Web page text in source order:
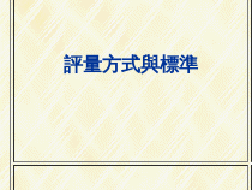
評量方式與標準